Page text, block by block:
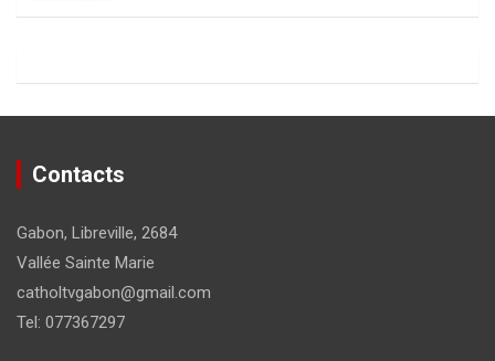
Contacts
Gabon, Libreville, 2684
Vallée Sainte Marie
catholtvgabon@gmail.com
Tel: 077367297